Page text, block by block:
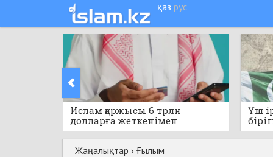
қаз рус
Ислам қаржысы 6 трлн
долларға жеткенімен
капитал бөлінісі біркелкі
емес
2 сағат бұрын 0
Үш
2
Жаңалықтар › Ғылым